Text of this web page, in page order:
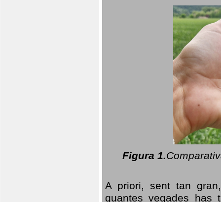
Figura 1.
A priori, sent tan
quantes vegades has